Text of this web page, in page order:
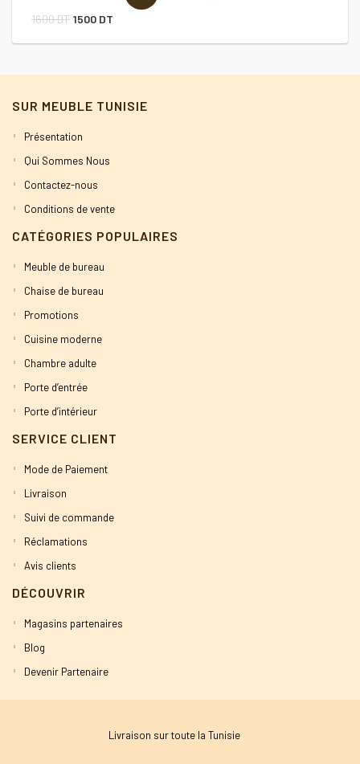
1600DT Le
prix
1600 DT.
1500 DT
prix
1500 DT.
SUR MEUBLE TUNISIE
Présentation
Qui Sommes Nous
Contactez-nous
Conditions de vente
CATÉGORIES POPULAIRES
Meuble de bureau
Chaise de bureau
Promotions
Cuisine moderne
Chambre adulte
Porte d’entrée
Porte d’intérieur
SERVICE CLIENT
Mode de Paiement
Livraison
Suivi de commande
Réclamations
Avis clients
DÉCOUVRIR
Magasins partenaires
Blog
Devenir Partenaire
Livraison sur toute la Tunisie